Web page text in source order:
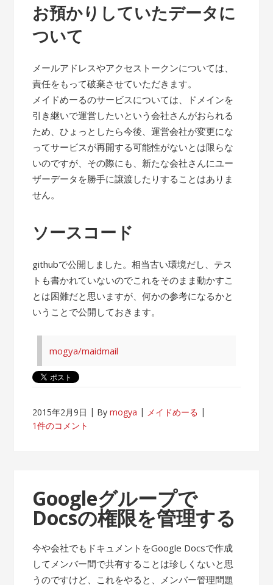
お預かりしていたデータに
ついて
メールアドレスやアクセストークンについては、
責任をもって破棄させていただきます。
メイドめーるのサービスについては、ドメインを
引き継いで運営したいという会社さんがおられる
ため、ひょっとしたら今後、運営会社が変更にな
ってサービスが再開する可能性がないとは限らな
いのですが、その際にも、新たな会社さんにユー
ザーデータを勝手に譲渡したりすることはありま
せん。
ソースコード
githubで公開しました。相当古い環境だし、テス
トも書かれていないのでこれをそのまま動かすこ
とは困難だと思いますが、何かの参考になるかと
いうことで公開しておきます。
mogya/maidmail
2015年2月9日 Bymogya
メイドめーる
1件のコメント
Googleグループで
Docsの権限を管理する
今や会社でもドキュメントをGoogle Docsで作成
してメンバー間で共有することは珍しくないと思
うのですけど、これをやると、メンバー管理問題